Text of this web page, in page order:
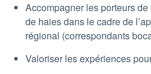
Accompagner les porteurs
de haies dans le cadre de
régional (correspondants
Valoriser les expériences